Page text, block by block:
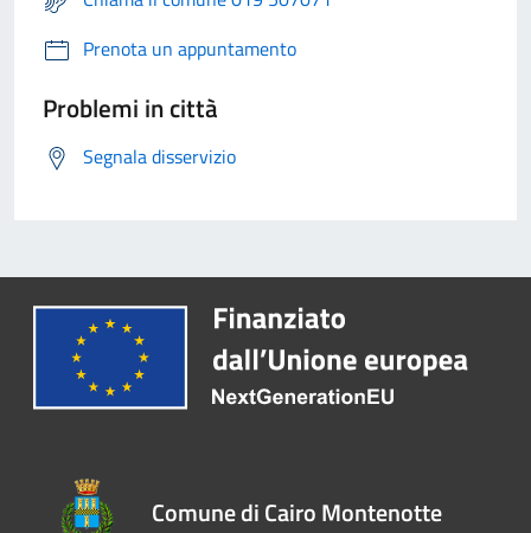
Prenota un appuntamento
Problemi in città
Segnala disservizio
Comune di Cairo Montenotte